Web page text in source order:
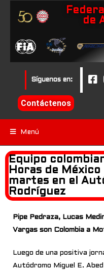
de
Síguenos en:
Contáctenos
Menú
Equipo
Horas de
martes en el
Rodríguez
Pipe Pedraza, Lucas
Vargas son Colombia a
Luego de una positiva
Autódromo Miguel E.